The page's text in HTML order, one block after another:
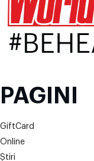
PAGINI
GiftCard
Online
Știri